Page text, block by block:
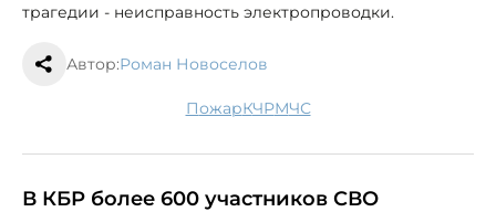
трагедии - неисправность электропроводки.
Автор:Роман Новоселов
пожар КЧР МЧС
В КБР более 600 участников СВО